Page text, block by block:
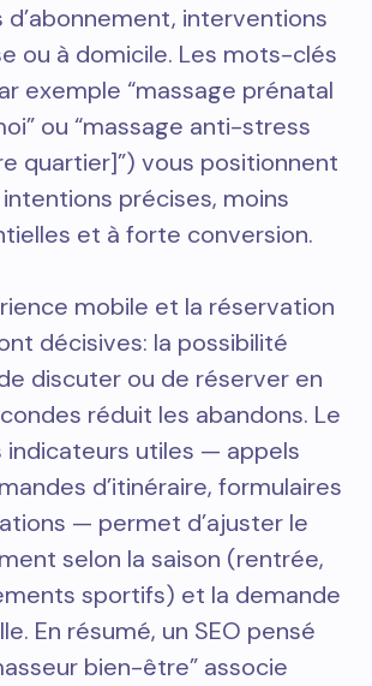
d’abonnement, interventions
ou à domicile. Les mots-clés
exemple “massage prénatal
ou “massage anti-stress
quartier]”) vous positionnent
précises, moins
et à forte conversion.
mobile et la réservation
décisives: la possibilité
discuter ou de réserver en
réduit les abandons. Le
indicateurs utiles — appels
d’itinéraire, formulaires
— permet d’ajuster le
selon la saison (rentrée,
sportifs) et la demande
En résumé, un SEO pensé
bien-être” associe